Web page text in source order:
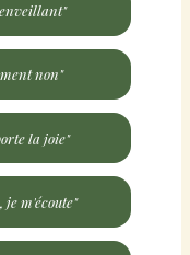
non"
la joie"
m'écoute"